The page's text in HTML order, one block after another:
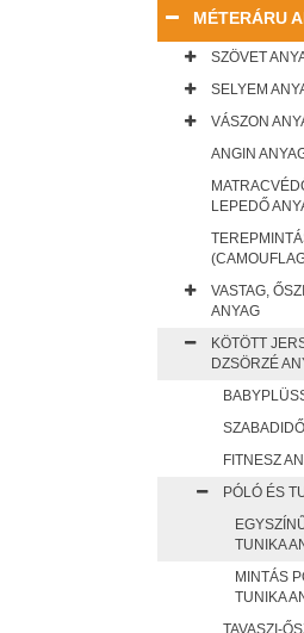
MÉTERÁRU
SZÖVET
SELYEM
VÁSZON
ANGIN
LEPEDŐ
VASTAG,
ANYAG
KÖTÖTT
DZSÖRZÉ
FITNESZ
PÓLÓ ÉS
TUNIKA
MINTÁS
TUNIKA
TAVASZI-